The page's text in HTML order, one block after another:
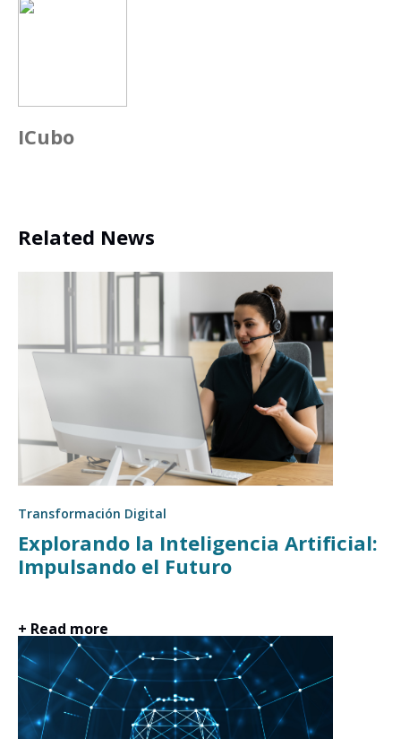
ICubo
Related News
Transformación Digital
Explorando la Inteligencia Artificial:
Impulsando el Futuro
+ Read more